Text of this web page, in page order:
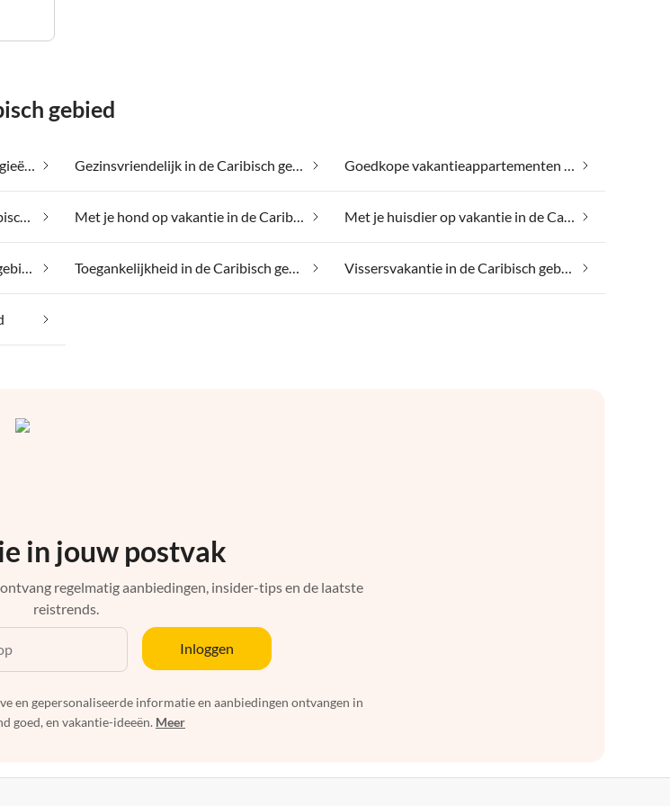
gebied
Geschikt voor mensen met allergieën in de Caribisch gebied Gezinsvriendelijk in de Caribisch gebied Goedkope vakantieappartementen in de Caribisch gebied
Luxe accommodaties in de Caribisch gebied Met je hond op vakantie in de Caribisch gebied Met je huisdier op vakantie in de Caribisch gebied
Strandvakantie in de Caribisch gebied Toegankelijkheid in de Caribisch gebied Vissersvakantie in de Caribisch gebied
in jouw postvak
regelmatig aanbiedingen, insider-tips en de laatste
reistrends.
Inloggen
en gepersonaliseerde informatie en aanbiedingen ontvangen in
goed, en vakantie-ideeën. Meer